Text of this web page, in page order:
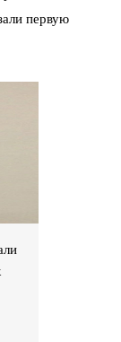
первую